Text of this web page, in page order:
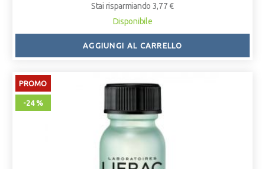
Stai risparmiando 3,77 €
Disponibile
AGGIUNGI AL CARRELLO
PROMO
-24 %